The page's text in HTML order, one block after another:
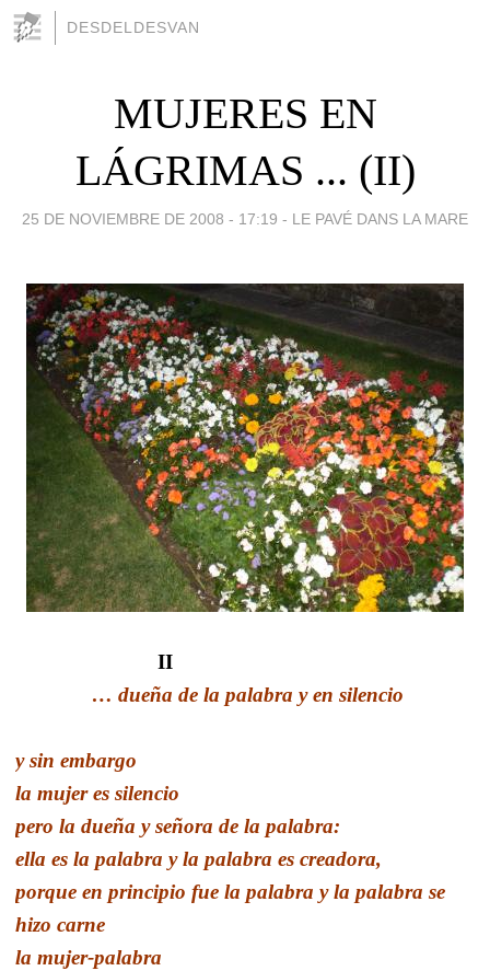
DESDELDESVAN
MUJERES EN
LÁGRIMAS ... (II)
25 DE NOVIEMBRE DE 2008 - 17:19 - LE PAVÉ DANS LA MARE
II
… dueña de la palabra y en silencio
y sin embargo
la mujer es silencio
pero la dueña y señora de la palabra:
ella es la palabra y la palabra es creadora,
porque en principio fue la palabra y la palabra se
hizo carne
la mujer-palabra